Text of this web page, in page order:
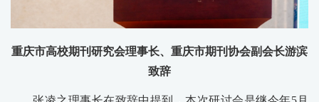
重庆市高校期刊研究会理事长、重庆市期刊协会副会长游滨
致辞